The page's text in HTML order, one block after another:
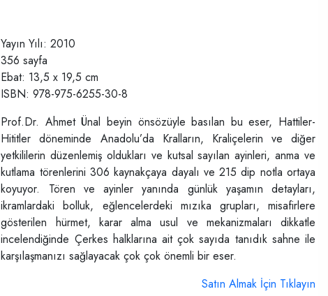
Yayın Yılı: 2010
356 sayfa
Ebat: 13,5 x 19,5 cm
ISBN: 978-975-6255-30-8
Prof.Dr. Ahmet Ünal beyin önsözüyle basılan bu eser, Hattiler-
Hititler döneminde Anadolu’da Kralların, Kraliçelerin ve diğer
yetkililerin düzenlemiş oldukları ve kutsal sayılan ayinleri, anma ve
kutlama törenlerini 306 kaynakçaya dayalı ve 215 dip notla ortaya
koyuyor. Tören ve ayinler yanında günlük yaşamın detayları,
ikramlardaki bolluk, eğlencelerdeki mızıka grupları, misafirlere
gösterilen hürmet, karar alma usul ve mekanizmaları dikkatle
incelendiğinde Çerkes halklarına ait çok sayıda tanıdık sahne ile
karşılaşmanızı sağlayacak çok çok önemli bir eser.
Satın Almak İçin Tıklayın